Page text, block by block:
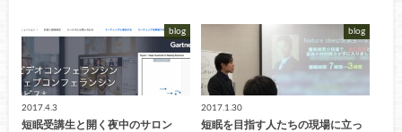
blog
2017.4.3
短眠受講生と開く夜中のサロン
blog
2017.1.30
短眠を目指す人たちの現場に立っ